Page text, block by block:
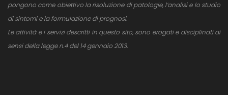
pongono come obiettivo la risoluzione di patologie, l’analisi e lo studio
di sintomi e la formulazione di prognosi.
Le attività e i servizi descritti in questo sito, sono erogati e disciplinati ai
sensi della legge n.4 del 14 gennaio 2013.